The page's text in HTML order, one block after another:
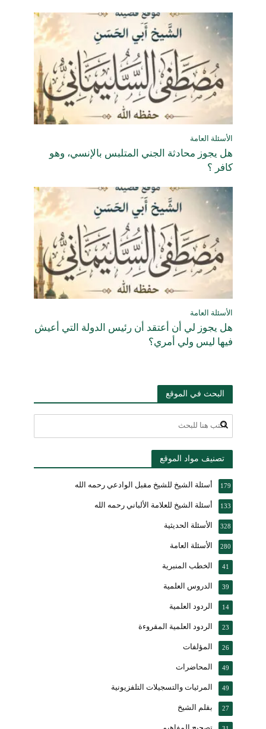
الأسئلة العامة
هل يجوز محادثة الجني المتلبس بالإنسي، وهو
كافر ؟
الأسئلة العامة
هل يجوز لي أن أعتقد أن رئيس الدولة التي أعيش
فيها ليس ولي أمري؟
البحث في الموقع
تصنيف مواد الموقع
أسئلة الشيخ للشيخ مقبل الوادعي رحمه الله 179
أسئلة الشيخ للعلامة الألباني رحمه الله 133
الأسئلة الحديثية 328
الأسئلة العامة 280
الخطب المنبرية 41
الدروس العلمية 39
الردود العلمية 14
الردود العلمية المقروءة 23
المؤلفات 26
المحاضرات 49
المرئيات والتسجيلات التلفزيونية 49
بقلم الشيخ 27
تصحيح المفاهيم